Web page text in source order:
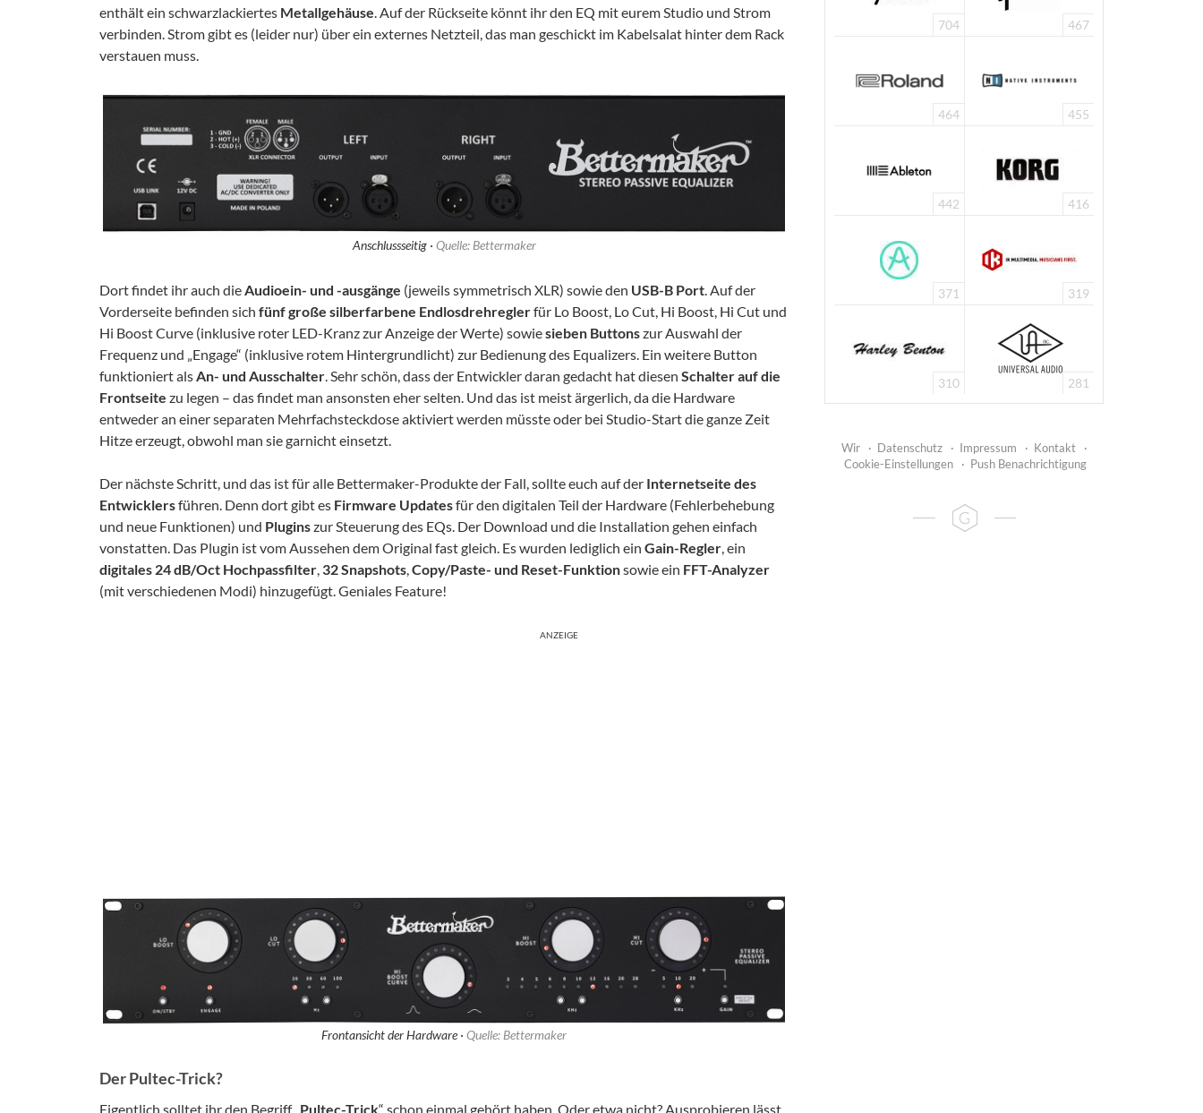
enthält ein schwarzlackiertes Metallgehäuse . Auf der Rückseite könnt ihr den EQ mit eurem Studio und Strom
verbinden. Strom gibt es (leider nur) über ein externes Netzteil, das man geschickt im Kabelsalat hinter dem Rack
verstauen muss.
Anschlussseitig · Quelle: Bettermaker
Dort findet ihr auch dieAudioein- und -ausgänge (jeweils symmetrisch XLR) sowie den USB-B Port. Auf der
Vorderseite befinden sich fünf große silberfarbene Endlosdrehreglerfür Lo Boost, Lo Cut, Hi Boost, Hi Cut und
Hi Boost Curve (inklusive roter LED-Kranz zur Anzeige der Werte) sowiesieben Buttonszur Auswahl der
Frequenz und „Engage“ (inklusive rotem Hintergrundlicht) zur Bedienung des Equalizers. Ein weitere Button
funktioniert alsAn- und Ausschalter. Sehr schön, dass der Entwickler daran gedacht hat diesen Schalter auf die
Frontseite zu legen – das findet man ansonsten eher selten. Und das ist meist ärgerlich, da die Hardware
entweder an einer separaten Mehrfachsteckdose aktiviert werden müsste oder bei Studio-Start die ganze Zeit
Hitze erzeugt, obwohl man sie garnicht einsetzt.
Der nächste Schritt, und das ist für alle Bettermaker-Produkte der Fall, sollte euch auf der Internetseite des
Entwicklersführen. Denn dort gibt es Firmware Updatesfür den digitalen Teil der Hardware (Fehlerbehebung
und neue Funktionen) und Pluginszur Steuerung des EQs. Der Download und die Installation gehen einfach
vonstatten. Das Plugin ist vom Aussehen dem Original fast gleich. Es wurden lediglich ein Gain-Regler, ein
digitales 24 dB/Oct Hochpassfilter, 32 Snapshots,Copy/Paste- und Reset-Funktionsowie ein FFT-Analyzer
(mit verschiedenen Modi) hinzugefügt. Geniales Feature!
ANZEIGE
Frontansicht der Hardware · Quelle: Bettermaker
Der Pultec-Trick?
Eigentlich solltet ihr den Begriff „ Pultec-Trick“ schon einmal gehört haben. Oder etwa nicht? Ausprobieren lässt
704 467
464 455
442 416
371 319
310 281
Wir · Datenschutz · Impressum · Kontakt
·
Cookie-Einstellungen
· Push Benachrichtigung